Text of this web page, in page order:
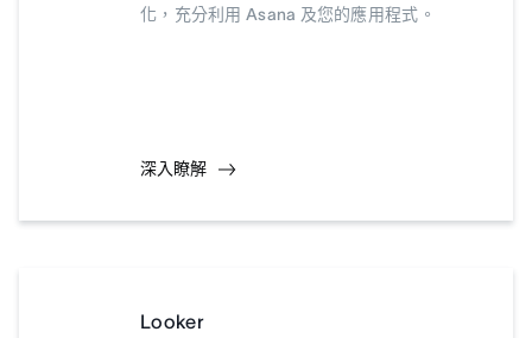
化，充分利用 Asana 及您的應用程式。
深入瞭解
Looker